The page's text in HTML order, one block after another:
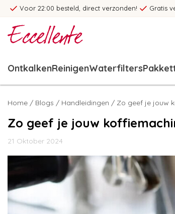
Voor 22:00 besteld, direct verzonden! Gratis
OntkalkenReinigenWaterfilters
Home / Blogs / Handleidingen / Zo geef je jouw
Zo geef je jouw
21 Oktober 2024